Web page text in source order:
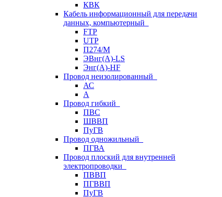
КВК
Кабель информационный для передачи
данных, компьютерный
FTP
UTP
П274/М
ЭВнг(А)-LS
Энг(А)-HF
Провод неизолированный
АС
А
Провод гибкий
ПВС
ШВВП
ПуГВ
Провод одножильный
ПГВА
Провод плоский для внутренней
электропроводки
ПВВП
ПГВВП
ПуГВ